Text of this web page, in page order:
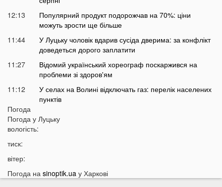
12:13
Популярний продукт подорожчав на 70%: ціни
можуть зрости ще більше
11:44
У Луцьку чоловік вдарив сусіда дверима: за конфлікт
доведеться дорого заплатити
11:27
Відомий український хореограф поскаржився на
проблеми зі здоров'ям
11:12
У селах на Волині відключать газ: перелік населених
пунктів
10:56
10:43
10:11
На Волині два дні вируватиме аномалія
Погода
Погода у Луцьку
вологість:
тиск:
вітер:
Погода на sinoptik.ua у Харкові